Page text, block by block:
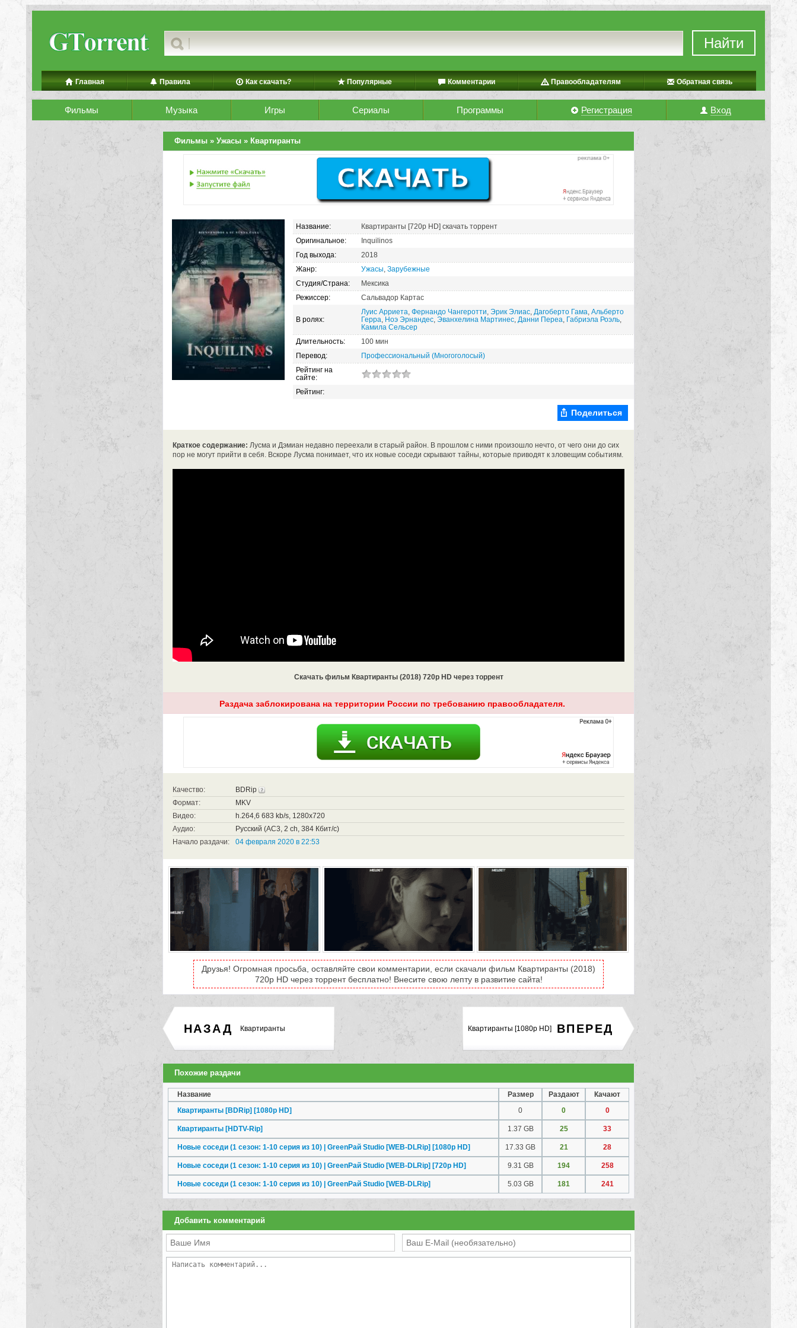
Найти
Главная Правила Как скачать? Популярные Комментарии Правообладателям Обратная связь
Фильмы Музыка Игры Сериалы Программы Регистрация Вход
Фильмы » Ужасы » Квартиранты
Название:
Квартиранты [720p HD] скачать торрент
Оригинальное:
Inquilinos
Год выхода:
2018
Жанр:
Ужасы, Зарубежные
Студия/Страна:
Мексика
Режиссер:
Сальвадор Картас
В ролях:
Луис Арриета, Фернандо Чангеротти, Эрик Элиас, Дагоберто Гама, Альберто
Герра, Ноэ Эрнандес, Эванхелина Мартинес, Данни Переа, Габриэла Роэль,
Камила Сельсер
Длительность:
100 мин
Перевод:
Профессиональный (Многоголосый)
Рейтинг на
сайте:
Рейтинг:
Поделиться
Краткое содержание: Лусма и Дэмиан недавно переехали в старый район. В прошлом с ними произошло нечто, от чего они до сих
пор не могут прийти в себя. Вскоре Лусма понимает, что их новые соседи скрывают тайны, которые приводят к зловещим событиям.
Скачать фильм Квартиранты (2018) 720p HD через торрент
Раздача заблокирована на территории России по требованию правообладателя.
Качество:
BDRip
Формат:
MKV
Видео:
h.264,6 683 kb/s, 1280x720
Аудио:
Русский (AC3, 2 ch, 384 Кбит/с)
Начало раздачи:
04 февраля 2020 в 22:53
Друзья! Огромная просьба, оставляйте свои комментарии, если скачали фильм Квартиранты (2018)
720p HD через торрент бесплатно! Внесите свою лепту в развитие сайта!
НАЗАД Квартиранты ВПЕРЕД
Квартиранты [1080p HD]
Похожие раздачи
Название Размер Раздают
Качают
Квартиранты [BDRip] [1080p HD]
0 0 0
Квартиранты [HDTV-Rip] 1.37 GB 25 33
Новые соседи (1 сезон: 1-10 серия из 10) | GreenРай Studio [WEB-DLRip] [1080p HD] 17.33 GB 21 28
Новые соседи (1 сезон: 1-10 серия из 10) | GreenРай Studio [WEB-DLRip] [720p HD] 9.31 GB 194 258
Новые соседи (1 сезон: 1-10 серия из 10) | GreenРай Studio [WEB-DLRip] 5.03 GB 181 241
Добавить комментарий